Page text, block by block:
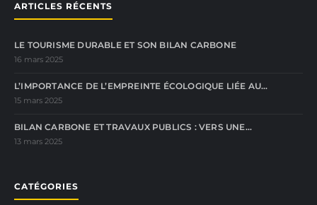
ARTICLES RÉCENTS
LE TOURISME DURABLE ET SON BILAN CARBONE
16 mars 2025
L’IMPORTANCE DE L’EMPREINTE ÉCOLOGIQUE LIÉE AU…
15 mars 2025
BILAN CARBONE ET TRAVAUX PUBLICS : VERS UNE…
13 mars 2025
CATÉGORIES